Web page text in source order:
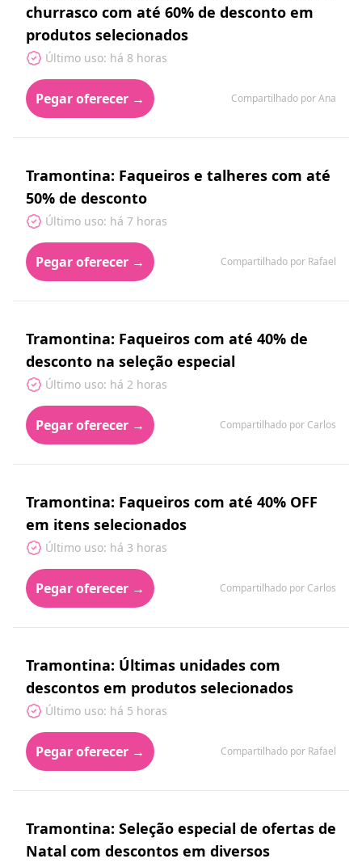
churrasco com até 60% de desconto em
produtos selecionados
Último uso: há 8 horas
Pegar oferecer → Compartilhado por Ana
Tramontina: Faqueiros e talheres com até
50% de desconto
Último uso: há 7 horas
Pegar oferecer → Compartilhado por Rafael
Tramontina: Faqueiros com até 40% de
desconto na seleção especial
Último uso: há 2 horas
Pegar oferecer → Compartilhado por Carlos
Tramontina: Faqueiros com até 40% OFF
em itens selecionados
Último uso: há 3 horas
Pegar oferecer → Compartilhado por Carlos
Tramontina: Últimas unidades com
descontos em produtos selecionados
Último uso: há 5 horas
Pegar oferecer → Compartilhado por Rafael
Tramontina: Seleção especial de ofertas de
Natal com descontos em diversos